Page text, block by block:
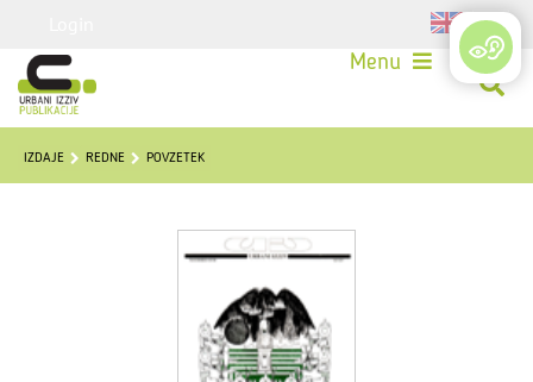
Menu
IZDAJE REDNE POVZETEK